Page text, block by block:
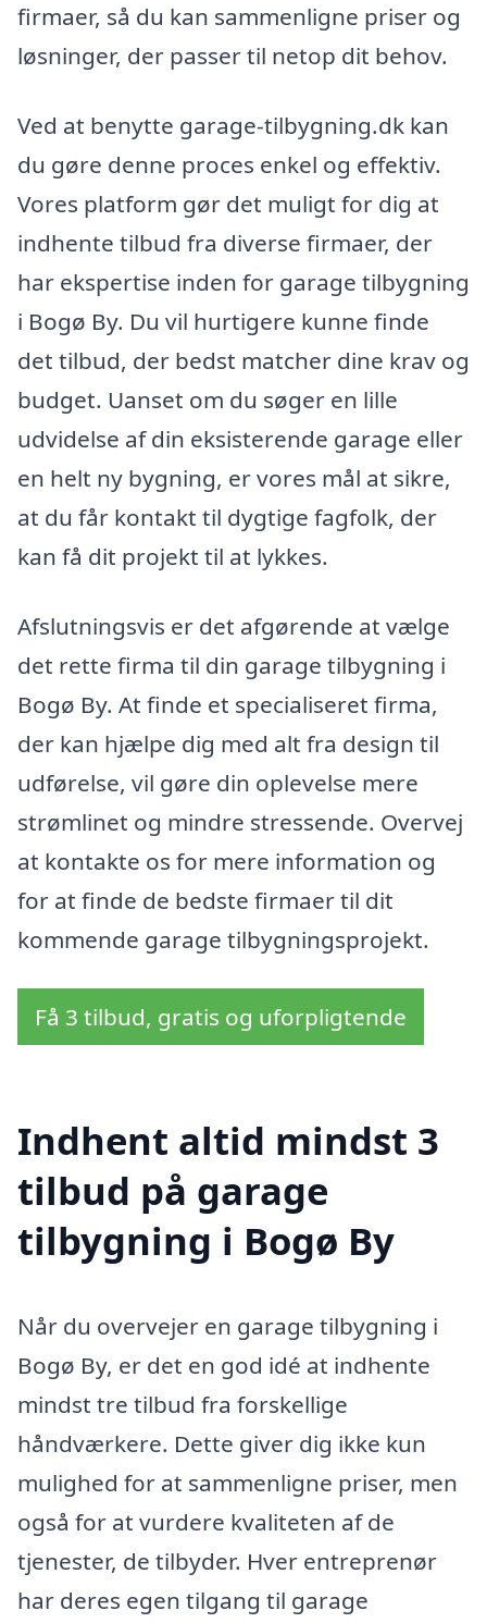
firmaer, så du kan sammenligne priser og
løsninger, der passer til netop dit behov.
Ved at benytte garage-tilbygning.dk kan
du gøre denne proces enkel og effektiv.
Vores platform gør det muligt for dig at
indhente tilbud fra diverse firmaer, der
har ekspertise inden for garage tilbygning
i Bogø By. Du vil hurtigere kunne finde
det tilbud, der bedst matcher dine krav og
budget. Uanset om du søger en lille
udvidelse af din eksisterende garage eller
en helt ny bygning, er vores mål at sikre,
at du får kontakt til dygtige fagfolk, der
kan få dit projekt til at lykkes.
Afslutningsvis er det afgørende at vælge
det rette firma til din garage tilbygning i
Bogø By. At finde et specialiseret firma,
der kan hjælpe dig med alt fra design til
udførelse, vil gøre din oplevelse mere
strømlinet og mindre stressende. Overvej
at kontakte os for mere information og
for at finde de bedste firmaer til dit
kommende garage tilbygningsprojekt.
Få 3 tilbud, gratis og uforpligtende
Indhent altid mindst 3
tilbud på garage
tilbygning i Bogø By
Når du overvejer en garage tilbygning i
Bogø By, er det en god idé at indhente
mindst tre tilbud fra forskellige
håndværkere. Dette giver dig ikke kun
mulighed for at sammenligne priser, men
også for at vurdere kvaliteten af de
tjenester, de tilbyder. Hver entreprenør
har deres egen tilgang til garage